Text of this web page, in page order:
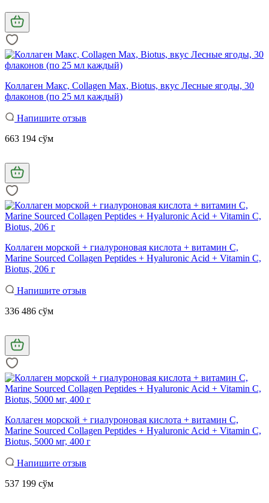
Коллаген Макс, Collagen Max, Biotus, вкус Лесные ягоды, 30
флаконов (по 25 мл каждый)
Напишите отзыв
663 194 сўм
Коллаген морской + гиалуроновая кислота + витамин C,
Marine Sourced Collagen Peptides + Hyaluronic Acid + Vitamin C,
Biotus, 206 г
Напишите отзыв
336 486 сўм
Коллаген морской + гиалуроновая кислота + витамин С,
Marine Sourced Collagen Peptidеs + Hyaluronic Acid + Vitamin C,
Biotus, 5000 мг, 400 г
Напишите отзыв
537 199 сўм